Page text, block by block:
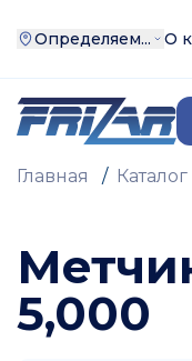
Определяем... О
Главная / Каталог
5,000